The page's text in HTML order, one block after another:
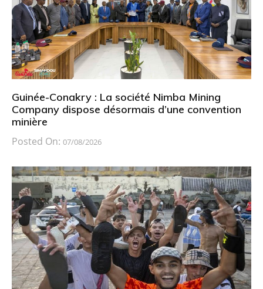
Guinée-Conakry : La société Nimba Mining
Company dispose désormais d’une convention
minière
Posted On: 07/08/2026